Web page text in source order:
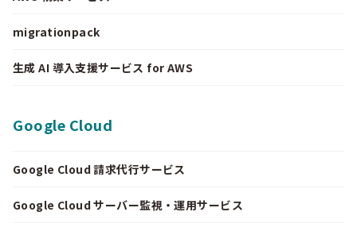
migrationpack
生成 AI 導入支援サービス for AWS
Google Cloud
Google Cloud 請求代行サービス
Google Cloud サーバー監視・運用サービス